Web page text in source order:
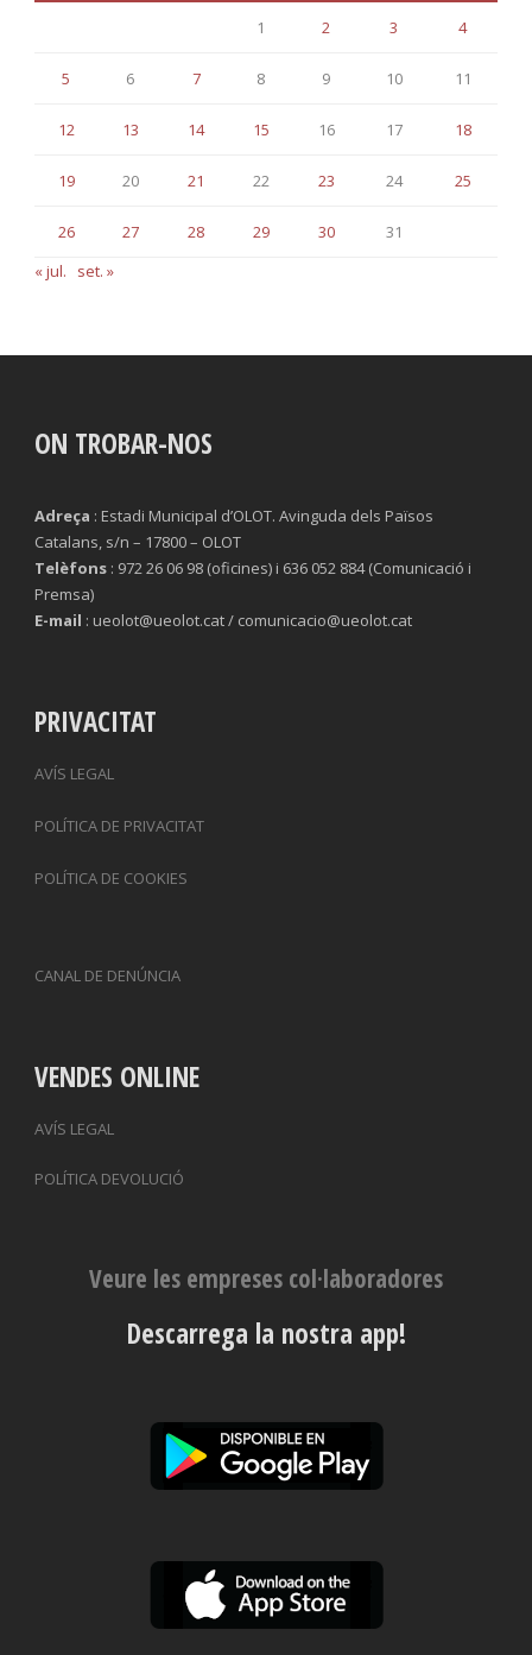
1 2 3 4
5 6 7 8 9 10 11
12 13 14 15 16 17 18
19 20 21 22 23 24 25
26 27 28 29 30
31
« jul.
set. »
ON TROBAR-NOS
Adreça : Estadi Municipal d’OLOT. Avinguda dels Països
Catalans, s/n – 17800 – OLOT
Telèfons : 972 26 06 98 (oficines) i 636 052 884 (Comunicació i
Premsa)
E-mail : ueolot@ueolot.cat / comunicacio@ueolot.cat
PRIVACITAT
AVÍS LEGAL
POLÍTICA DE PRIVACITAT
POLÍTICA DE COOKIES
CANAL DE DENÚNCIA
VENDES ONLINE
AVÍS LEGAL
POLÍTICA DEVOLUCIÓ
Veure les empreses col·laboradores
Descarrega la nostra app!